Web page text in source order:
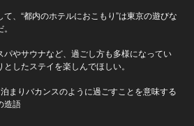
、“都内のホテルにおこもり”は東京の遊びな
やサウナなど、過ごし方も多様になってい
したステイを楽しんでほしい。
まりバカンスのように過ごすことを意味する
造語